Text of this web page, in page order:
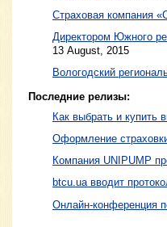
Страховая компания
Директором Южного
13 August, 2015
Вологодский
Последние релизы:
Как выбрать и купить
Оформление
Компания UNIPUMP
btcu.ua вводит
Онлайн-конференция